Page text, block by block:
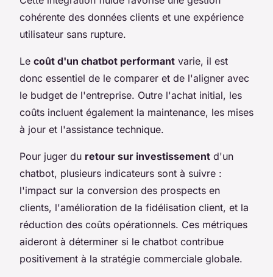
cohérente des données clients et une expérience
utilisateur sans rupture.
Le coût d'un chatbot performant varie, il est
donc essentiel de le comparer et de l'aligner avec
le budget de l'entreprise. Outre l'achat initial, les
coûts incluent également la maintenance, les mises
à jour et l'assistance technique.
Pour juger du retour sur investissement d'un
chatbot, plusieurs indicateurs sont à suivre :
l'impact sur la conversion des prospects en
clients, l'amélioration de la fidélisation client, et la
réduction des coûts opérationnels. Ces métriques
aideront à déterminer si le chatbot contribue
positivement à la stratégie commerciale globale.